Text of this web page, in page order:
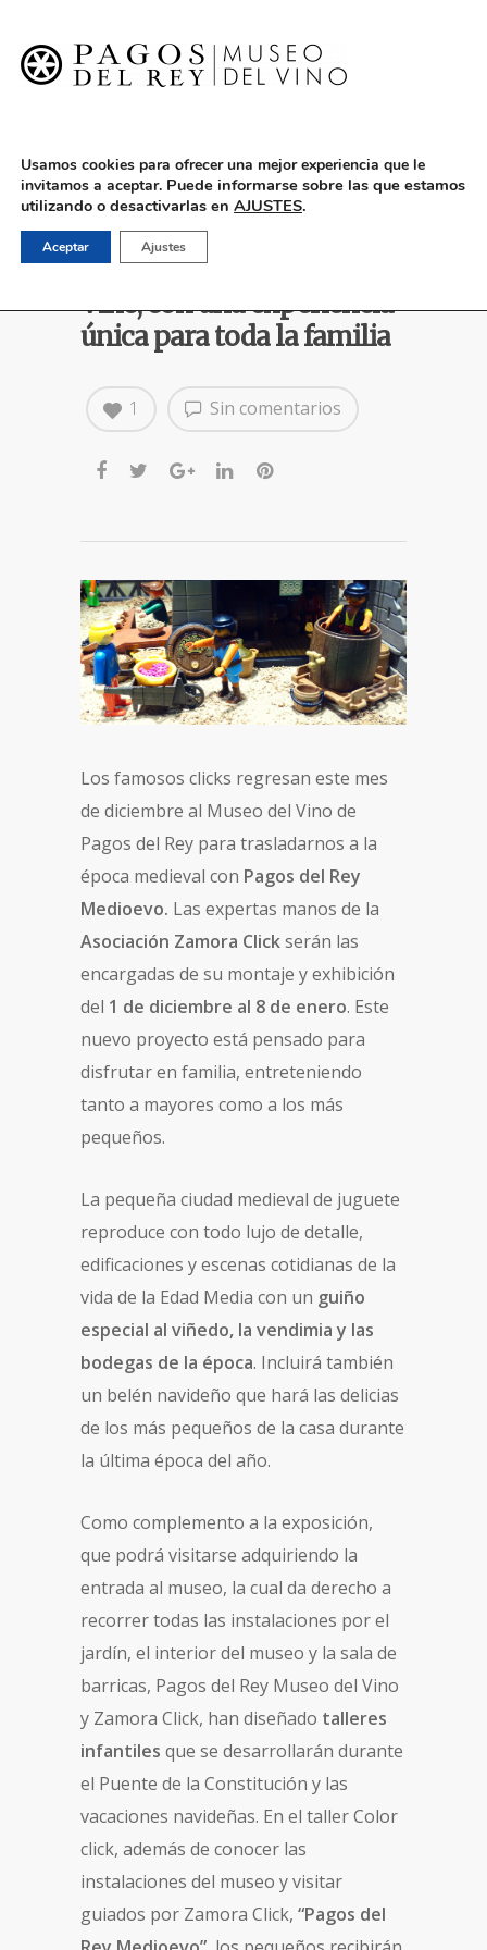
English
Vuelven los clicks de
Playmobil al Museo del
Vino, con una experiencia
única para toda la familia
Sin comentarios
1
Los famosos clicks regresan este mes
de diciembre al Museo del Vino de
Pagos del Rey para trasladarnos a la
época medieval con Pagos del Rey
Medioevo. Las expertas manos de la
Asociación Zamora Clickserán las
encargadas de su montaje y exhibición
del 1 de diciembre al 8 de enero. Este
nuevo proyecto está pensado para
disfrutar en familia, entreteniendo
tanto a mayores como a los más
pequeños.
La pequeña ciudad medieval de juguete
reproduce con todo lujo de detalle,
edificaciones y escenas cotidianas de la
vida de la Edad Media con un guiño
especial al viñedo, la vendimia y las
bodegas de la época. Incluirá también
un belén navideño que hará las delicias
de los más pequeños de la casa durante
la última época del año.
Como complemento a la exposición,
que podrá visitarse adquiriendo la
entrada al museo, la cual da derecho a
recorrer todas las instalaciones por el
jardín, el interior del museo y la sala de
barricas, Pagos del Rey Museo del Vino
y Zamora Click, han diseñado talleres
infantiles que se desarrollarán durante
el Puente de la Constitución y las
vacaciones navideñas. En el taller Color
click, además de conocer las
instalaciones del museo y visitar
guiados por Zamora Click, “Pagos del
Usamos cookies para ofrecer una mejor experiencia que le
invitamos a aceptar. Puede informarse sobre las que estamos
utilizando o desactivarlas en AJUSTES.
Aceptar Ajustes